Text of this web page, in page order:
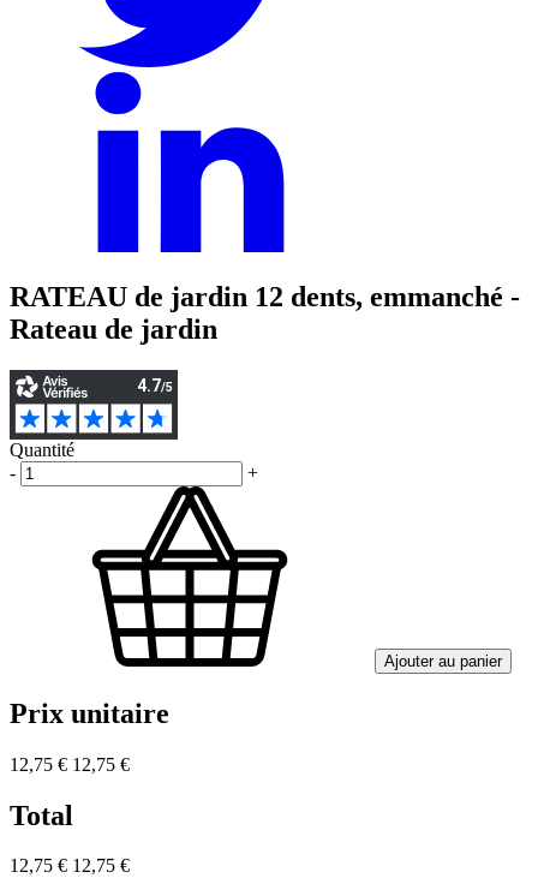
RATEAU de jardin 12 dents, emmanché -
Rateau de jardin
Quantité
-
+
Ajouter au panier
Prix unitaire
12,75 € 12,75 €
Total
12,75 € 12,75 €